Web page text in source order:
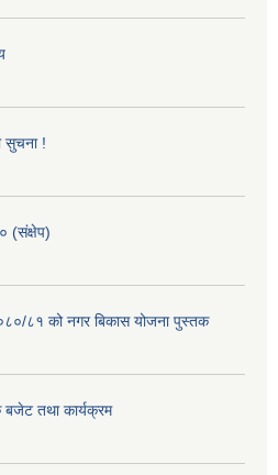
सुचना !
(संक्षेप)
८१ को नगर बिकास योजना पुस्तक
बजेट तथा कार्यक्रम